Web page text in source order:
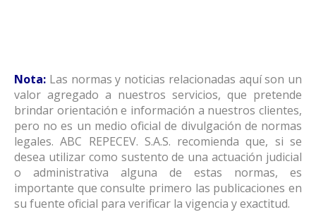
Nota: Las normas y noticias relacionadas aquí son un
valor agregado a nuestros servicios, que pretende
brindar orientación e información a nuestros clientes,
pero no es un medio oficial de divulgación de normas
legales. ABC REPECEV. S.A.S. recomienda que, si se
desea utilizar como sustento de una actuación judicial
o administrativa alguna de estas normas, es
importante que consulte primero las publicaciones en
su fuente oficial para verificar la vigencia y exactitud.